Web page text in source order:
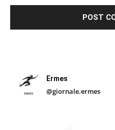
Ermes
@giornale.ermes